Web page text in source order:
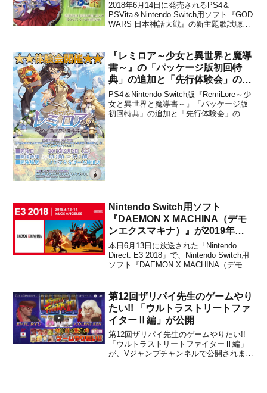
2018年6月14日に発売されるPS4＆
PSVita＆Nintendo Switch用ソフト『GOD
WARS 日本神話大戦』の新主題歌試聴映
14日発売のタクティクスRPG決定版
『GOD WARS 日本神...
『レミロア～少女と異世界と魔導
書～』の「パッケージ版初回特
典」の追加と「先行体験会」の開
催が決定!
PS4＆Nintendo Switch版『RemiLore～少
女と異世界と魔導書～』「パッケージ版
初回特典」の追加と「先行体験会」の開
Nintendo Switch用ソフト
『DAEMON X MACHINA（デモ
ンエクスマキナ）』が2019年に
発売決定！マーベラスの完全新作
メカアクション
本日6月13日に放送された「Nintendo
Direct: E3 2018」で、Nintendo Switch用
ソフト『DAEMON X MACHINA（デモン
は未定です。マーベラスが手がける完全
新作の...
第12回ザリパイ先生のゲームやり
たい!! 「ウルトラストリートファ
イターⅡ編」が公開
第12回ザリパイ先生のゲームやりたい!!
「ウルトラストリートファイターⅡ編」
が、Vジャンプチャンネルで公開されまし